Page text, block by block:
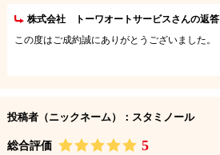
株式会社 トーワオートサービスさんの返答
この度はご成約誠にありがとうございました。
投稿者（ニックネーム）：スタミノール
総合評価 5